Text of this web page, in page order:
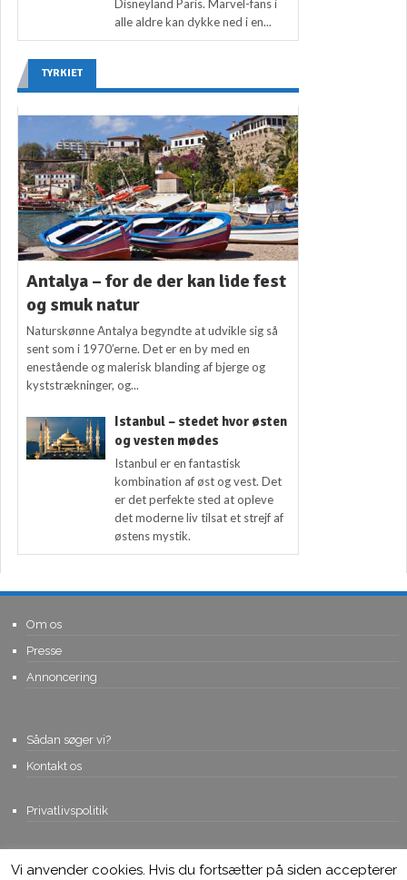
Disneyland Paris. Marvel-fans i
alle aldre kan dykke ned i en...
TYRKIET
Antalya – for de der kan lide fest
og smuk natur
Naturskønne Antalya begyndte at udvikle sig så
sent som i 1970’erne. Det er en by med en
enestående og malerisk blanding af bjerge og
kyststrækninger, og...
Istanbul – stedet hvor østen
og vesten mødes
Istanbul er en fantastisk
kombination af øst og vest. Det
er det perfekte sted at opleve
det moderne liv tilsat et strejf af
østens mystik.
Om os
Presse
Annoncering
Sådan søger vi?
Kontakt os
Privatlivspolitik
© Copyright 2015, Viviro.com ApS- Alle rettigheder forbeholdes. Vi
Vi anvender cookies. Hvis du fortsætter på siden accepterer